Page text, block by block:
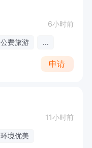
6小时前
公费旅游 ...
申请
11小时前
环境优美